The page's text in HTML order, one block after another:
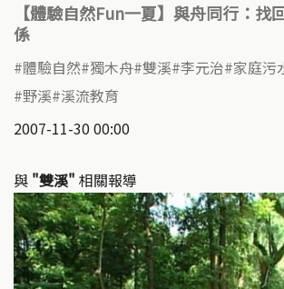
【體驗自然Fun一夏】與舟同行：找
係
體驗自然 獨木舟 雙溪 李元治 家庭污
野溪 溪流教育
2007-11-30 00:00
與 "雙溪" 相關報導